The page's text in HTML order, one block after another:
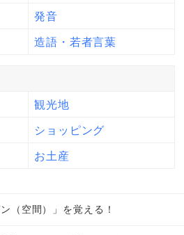
発音
造語・若者言葉
観光地
ショッピング
お土産
（空間）」を覚える！